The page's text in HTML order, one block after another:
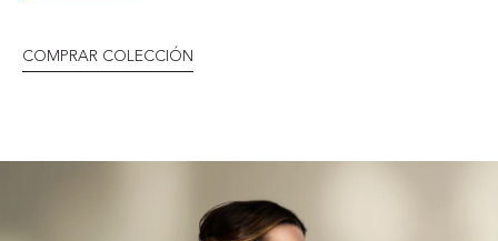
COMPRAR COLECCIÓN